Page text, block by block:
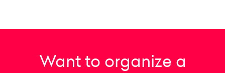
Want to organize a